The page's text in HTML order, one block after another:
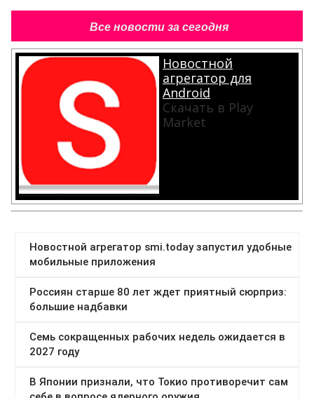
Все новости за сегодня
Новостной
агрегатор для
Android
Скачать в Play
Market